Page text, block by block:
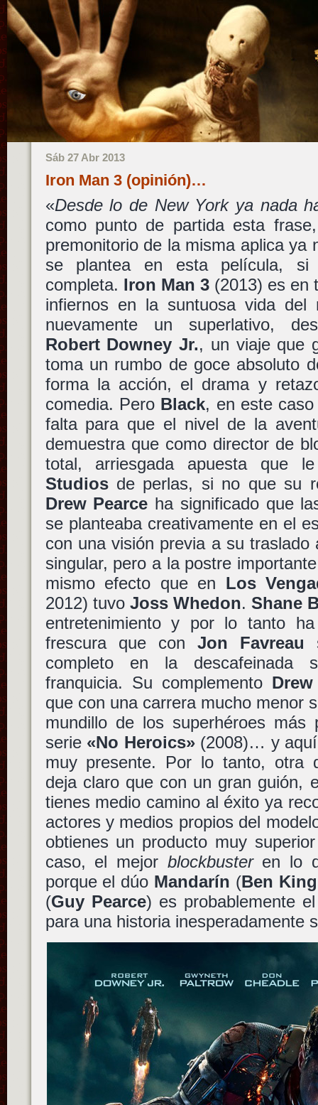
Sáb 27 Abr 2013
Iron Man 3 (opinión)…
«Desde lo de New York ya nada
como punto de partida esta
premonitorio de la misma aplica ya
se plantea en esta película,
completa. Iron Man 3(2013) es en
infiernos en la suntuosa vida del
nuevamente un superlativo,
Robert Downey Jr., un viaje que
toma un rumbo de goce absoluto
forma la acción, el drama y
comedia. Pero Black, en este
falta para que el nivel de la
demuestra que como director de
total, arriesgada apuesta que
Studiosde perlas, si no que su
Drew Pearce ha significado que
se planteaba creativamente en el
con una visión previa a su
singular, pero a la postre
mismo efecto que en Los
2012) tuvo Joss Whedon.Shane
entretenimiento y por lo tanto
frescura que con Jon Favreau
completo en la descafeinada
franquicia. Su complemento
que con una carrera mucho menor
mundillo de los superhéroes más
serie «No Heroics»(2008)… y aquí
muy presente. Por lo tanto, otra
deja claro que con un gran guión,
tienes medio camino al éxito ya
actores y medios propios del
obtienes un producto muy
caso, el mejor blockbusteren lo
porque el dúo Mandarín (Ben
(Guy Pearce) es probablemente
para una historia inesperadamente